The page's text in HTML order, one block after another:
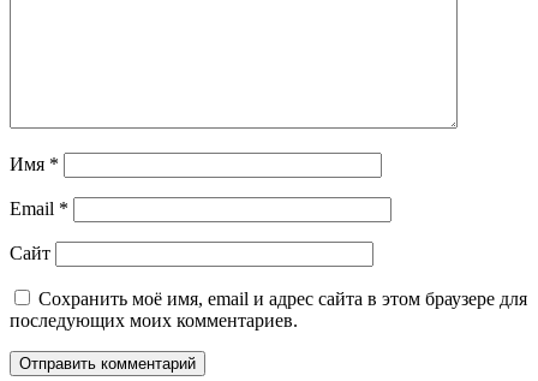
Имя *
Email *
Сайт
Сохранить моё имя, email и адрес сайта в этом браузере для
последующих моих комментариев.